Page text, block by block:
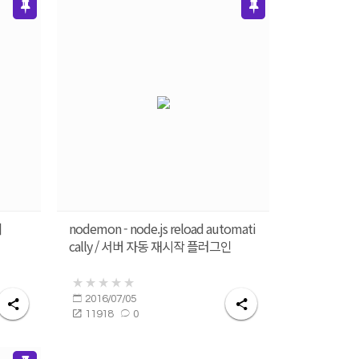
nodemon - node.js reload automati
cally / 서버 자동 재시작 플러그인
2016/07/05
11918
0